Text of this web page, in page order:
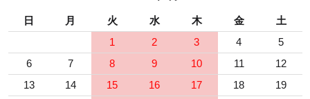
日 月 火 水 木 金
土
1
2 3 4
5
6
7 8 9 10 11
12
13
14 15 16 17 18
19